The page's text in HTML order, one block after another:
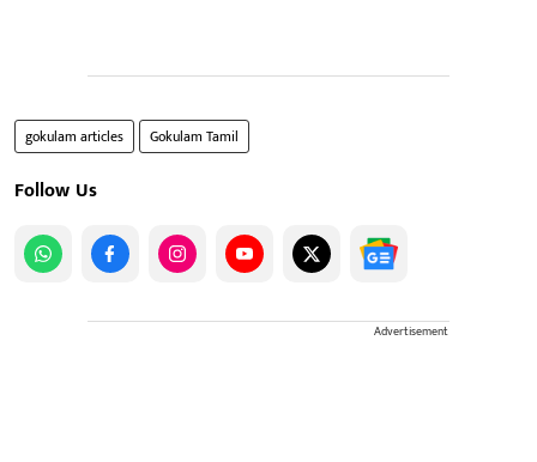
gokulam articles Gokulam Tamil
Follow Us
Advertisement